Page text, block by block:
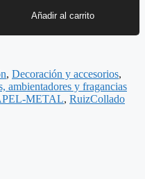
Añadir al carrito
, Decoración y accesorios,
ambientadores y fragancias
METAL, RuizCollado